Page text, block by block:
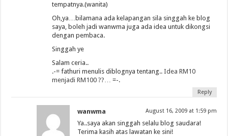
tempatnya.(wanita)
Oh,ya…bilamana ada kelapangan sila singgah ke blog
saya, boleh jadi wanwma juga ada idea untuk dikongsi
dengan pembaca.
Singgah ye
Salam ceria..
.-= fathuri menulis diblognya tentang..Idea RM10
menjadi RM100 ??… =-.
Reply
wanwma August 16, 2009 at 1:59 pm
Ya..saya akan singgah selalu blog saudara!
Terima kasih atas lawatan ke sini!